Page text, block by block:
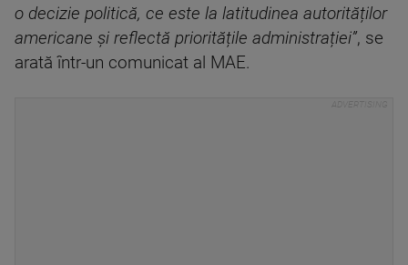
o decizie politică, ce este la latitudinea autorităților
americane și reflectă prioritățile administrației”, se
arată într-un comunicat al MAE.